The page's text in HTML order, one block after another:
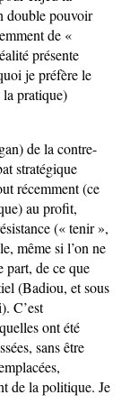
double pouvoir
de «
présente
je préfère le
la pratique)
de la contre-
stratégique
récemment (ce
au profit,
(« tenir »,
même si l’on ne
part, de ce que
(Badiou, et sous
C’est
ont été
sans être
de la politique. Je